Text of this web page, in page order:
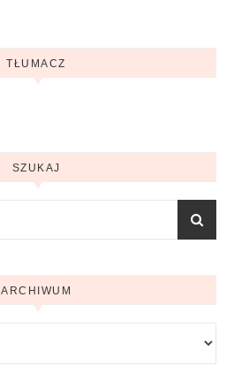
TŁUMACZ
SZUKAJ
ARCHIWUM